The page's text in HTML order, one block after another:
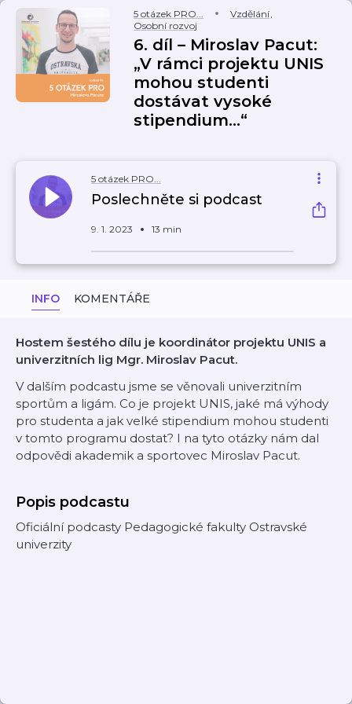
5 otázek PRO... Vzdělání,
Osobní rozvoj
6. díl – Miroslav Pacut:
„V rámci projektu UNIS
mohou studenti
dostávat vysoké
stipendium...“
5 otázek PRO...
Poslechněte si podcast
9. 1. 2023 13 min
INFO KOMENTÁŘE
Hostem šestého dílu je koordinátor projektu UNIS a
univerzitních lig Mgr. Miroslav Pacut.
V dalším podcastu jsme se věnovali univerzitním
sportům a ligám. Co je projekt UNIS, jaké má výhody
pro studenta a jak velké stipendium mohou studenti
v tomto programu dostat? I na tyto otázky nám dal
odpovědi akademik a sportovec Miroslav Pacut.
Popis podcastu
Oficiální podcasty Pedagogické fakulty Ostravské
univerzity